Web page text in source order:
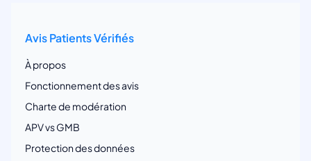
Avis Patients Vérifiés
À propos
Fonctionnement des avis
Charte de modération
APV vs GMB
Protection des données